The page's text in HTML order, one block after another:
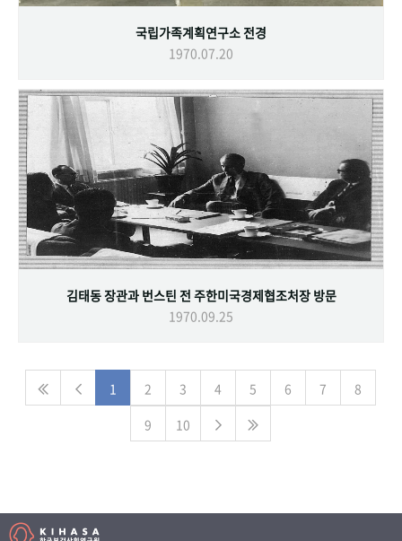
국립가족계획연구소 전경
1970.07.20
김태동 장관과 번스틴 전 주한미국경제협조처장 방문
1970.09.25
1 2 3 4 5 6 7
8
9
10